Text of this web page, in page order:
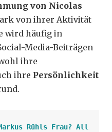
von Nicolas
von ihrer Aktivität
wird häufig in
Media-Beiträgen
ihre
ihre Persönlichkeit
Rühls Frau? All